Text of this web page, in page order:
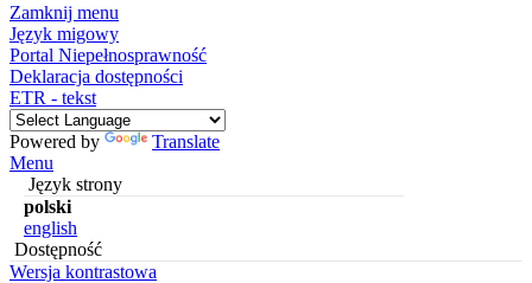
Zamknij menu
Język migowy
Portal Niepełnosprawność
Deklaracja dostępności
ETR - tekst
Powered by
Translate
Menu
Język strony
polski
english
Dostępność
Wersja kontrastowa